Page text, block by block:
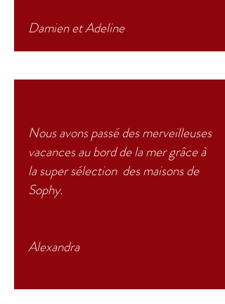
Damien et Adeline
Nous avons passé des merveilleuses
vacances au bord de la mer grâce à
la super sélection des maisons de
Sophy.
Alexandra